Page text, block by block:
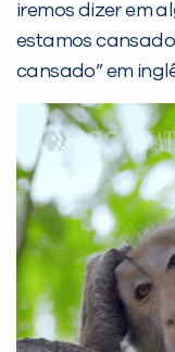
iremos dizer em
estamos
cansado” em
PEÇA UMA